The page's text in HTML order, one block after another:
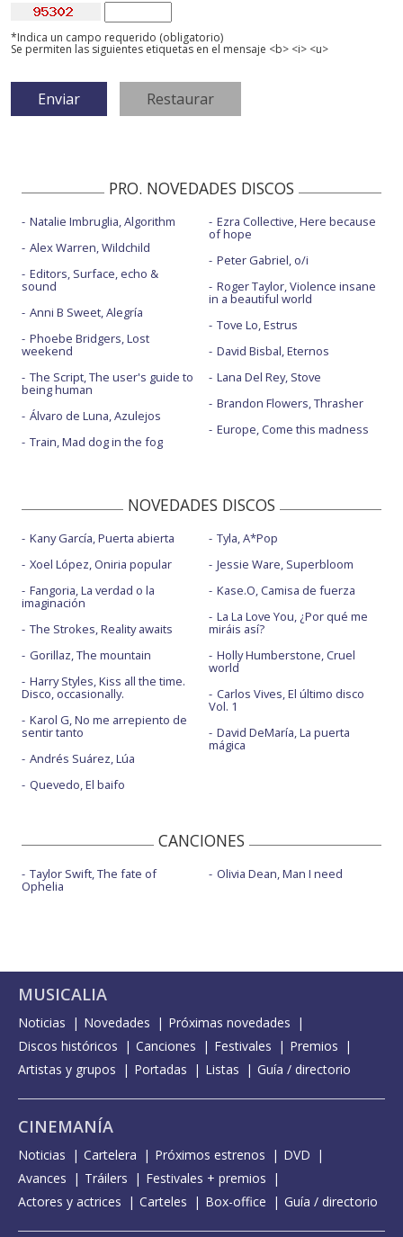
*Indica un campo requerido (obligatorio)
Se permiten las siguientes etiquetas en el mensaje <b> <i> <u>
PRO. NOVEDADES DISCOS
Natalie Imbruglia, Algorithm
Alex Warren, Wildchild
Editors, Surface, echo &
sound
Anni B Sweet, Alegría
Phoebe Bridgers, Lost
weekend
The Script, The user's guide to
being human
Álvaro de Luna, Azulejos
Train, Mad dog in the fog
Ezra Collective, Here because
of hope
Peter Gabriel, o/i
Roger Taylor, Violence insane
in a beautiful world
Tove Lo, Estrus
David Bisbal, Eternos
Lana Del Rey, Stove
Brandon Flowers, Thrasher
Europe, Come this madness
NOVEDADES DISCOS
Kany García, Puerta abierta
Xoel López, Oniria popular
Fangoria, La verdad o la
imaginación
The Strokes, Reality awaits
Gorillaz, The mountain
Harry Styles, Kiss all the time.
Disco, occasionally.
Karol G, No me arrepiento de
sentir tanto
Andrés Suárez, Lúa
Quevedo, El baifo
Tyla, A*Pop
Jessie Ware, Superbloom
Kase.O, Camisa de fuerza
La La Love You, ¿Por qué me
miráis así?
Holly Humberstone, Cruel
world
Carlos Vives, El último disco
Vol. 1
David DeMaría, La puerta
mágica
CANCIONES
Taylor Swift, The fate of
Ophelia
Olivia Dean, Man I need
MUSICALIA
Noticias Novedades
Próximas novedades
Discos históricos
Canciones Festivales
Premios
Artistas y grupos
Portadas Listas Guía / directorio
CINEMANÍA
Noticias Cartelera Próximos estrenos
DVD
Avances
Tráilers
Festivales + premios
Actores y actrices
Carteles Box-office Guía / directorio